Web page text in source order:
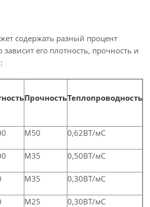
содержать разный процент
зависит его плотность, прочность и
ПрочностьТеплопроводность
М50 0,62ВТ/мС
М35 0,50ВТ/мС
М35 0,30ВТ/мС
М25 0,30ВТ/мС